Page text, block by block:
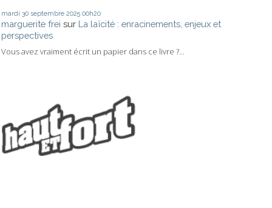
mardi 30 septembre 2025 00h20
marguerite frei sur La laïcité : enracinements, enjeux et
perspectives
Vous avez vraiment écrit un papier dans ce livre ?...